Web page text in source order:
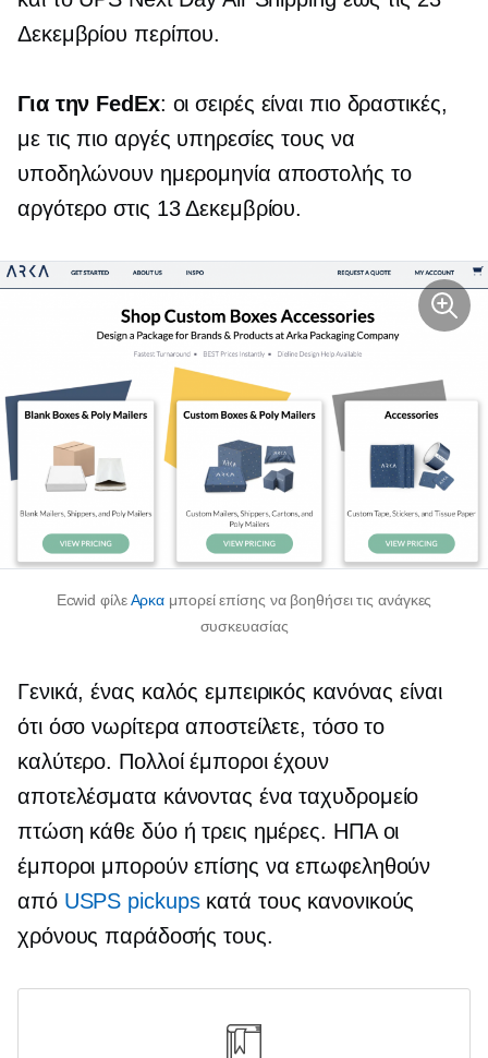
Δεκεμβρίου περίπου.
Για την FedEx: οι σειρές είναι πιο δραστικές,
με τις πιο αργές υπηρεσίες τους να
υποδηλώνουν ημερομηνία αποστολής το
αργότερο στις 13 Δεκεμβρίου.
Ecwid φίλεΑρκα μπορεί επίσης να βοηθήσει τις ανάγκες
συσκευασίας
Γενικά, ένας καλός εμπειρικός κανόνας είναι
ότι όσο νωρίτερα αποστείλετε, τόσο το
καλύτερο. Πολλοί έμποροι έχουν
αποτελέσματα κάνοντας έναταχυδρομείο
πτώση κάθε δύο ή τρεις ημέρες. ΗΠΑοι
έμποροι μπορούν επίσης να επωφεληθούν
από USPS pickupsκατά τους κανονικούς
χρόνους παράδοσής τους.